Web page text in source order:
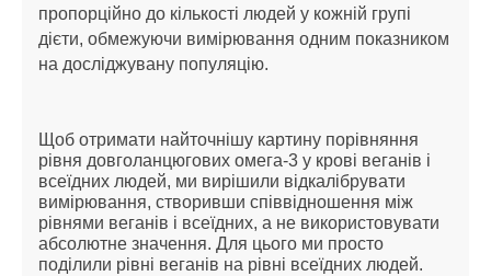
пропорційно до кількості людей у ​​кожній групі
дієти, обмежуючи вимірювання одним показником
на досліджувану популяцію.
Щоб отримати найточнішу картину порівняння
рівня довголанцюгових омега-3 у крові веганів і
всеїдних людей, ми вирішили відкалібрувати
вимірювання, створивши співвідношення між
рівнями веганів і всеїдних, а не використовувати
абсолютне значення. Для цього ми просто
поділили рівні веганів на рівні всеїдних людей.